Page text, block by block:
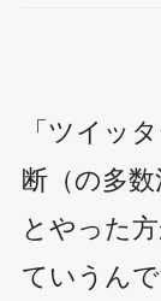
「ツイッ
断（の多
とやった
ていうん